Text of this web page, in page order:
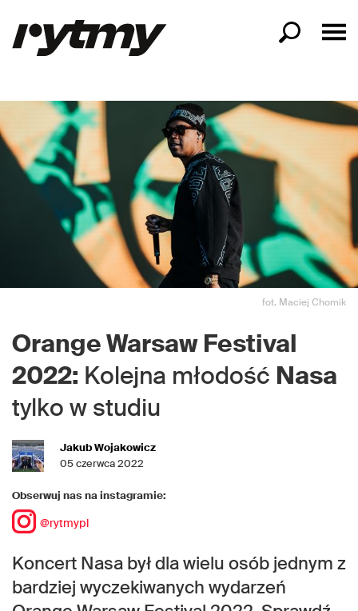
fot. Maciej Chomik
Orange Warsaw Festival
2022: Kolejna młodość Nasa
tylko w studiu
Jakub Wojakowicz
05 czerwca 2022
Obserwuj nas na instagramie:
@rytmypl
Koncert Nasa był dla wielu osób jednym z
bardziej wyczekiwanych wydarzeń